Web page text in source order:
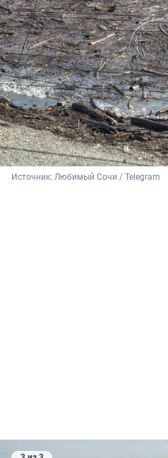
Источник: Любимый Сочи / Telegram